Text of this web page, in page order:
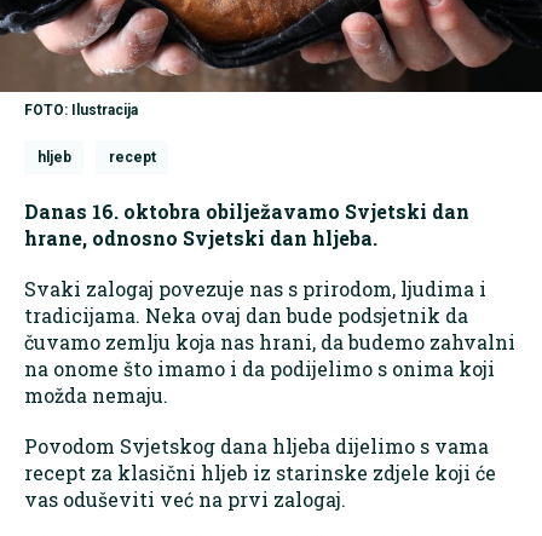
FOTO: Ilustracija
hljeb recept
Danas 16. oktobra obilježavamo Svjetski dan
hrane, odnosno Svjetski dan hljeba.
Svaki zalogaj povezuje nas s prirodom, ljudima i
tradicijama. Neka ovaj dan bude podsjetnik da
čuvamo zemlju koja nas hrani, da budemo zahvalni
na onome što imamo i da podijelimo s onima koji
možda nemaju.
Povodom Svjetskog dana hljeba dijelimo s vama
recept za klasični hljeb iz starinske zdjele koji će
vas oduševiti već na prvi zalogaj.